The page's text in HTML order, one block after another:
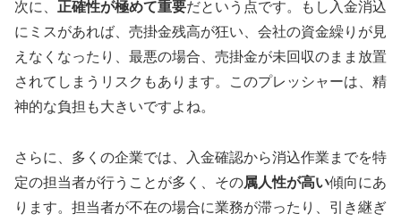
次に、 正確性が極めて重要だという点です。もし入金消込
にミスがあれば、売掛金残高が狂い、会社の資金繰りが見
えなくなったり、最悪の場合、売掛金が未回収のまま放置
されてしまうリスクもあります。このプレッシャーは、精
神的な負担も大きいですよね。
さらに、多くの企業では、入金確認から消込作業までを特
定の担当者が行うことが多く、その属人性が高い傾向にあ
ります。担当者が不在の場合に業務が滞ったり、引き継ぎ